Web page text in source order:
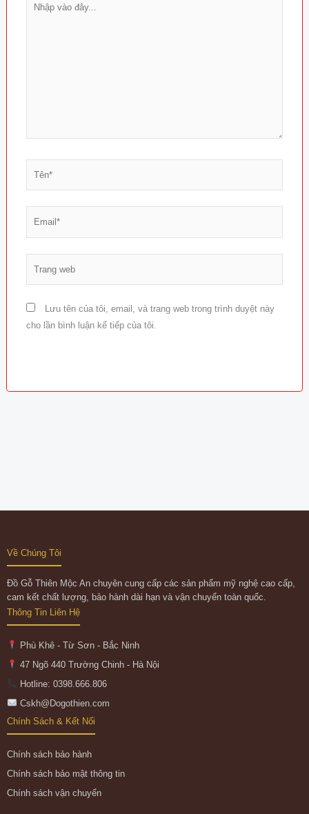
Lưu tên của tôi, email, và trang web trong trình duyệt này
cho lần bình luận kế tiếp của tôi.
Về Chúng Tôi
Đồ Gỗ Thiên Mộc An chuyên cung cấp các sản phẩm mỹ nghệ cao cấp,
cam kết chất lượng, bảo hành dài hạn và vận chuyển toàn quốc.
Thông Tin Liên Hệ
Phù Khê - Từ Sơn - Bắc Ninh
47 Ngõ 440 Trường Chinh - Hà Nội
Hotline: 0398.666.806
Cskh@Dogothien.com
Chính Sách & Kết Nối
Chính sách bảo hành
Chính sách bảo mật thông tin
Chính sách vận chuyển